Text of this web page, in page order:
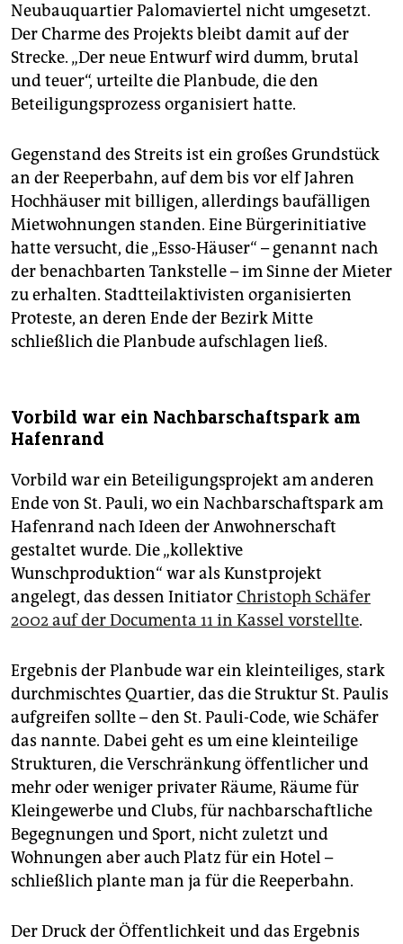
Neubauquartier Palomaviertel nicht umgesetzt.
Der Charme des Projekts bleibt damit auf der
Strecke. „Der neue Entwurf wird dumm, brutal
und teuer“, urteilte die Planbude, die den
Beteiligungsprozess organisiert hatte.
Gegenstand des Streits ist ein großes Grundstück
an der Reeperbahn, auf dem bis vor elf Jahren
Hochhäuser mit billigen, allerdings baufälligen
Mietwohnungen standen. Eine Bürgerinitiative
hatte versucht, die „Esso-Häuser“ – genannt nach
der benachbarten Tankstelle – im Sinne der Mieter
zu erhalten. Stadtteilaktivisten organisierten
Proteste, an deren Ende der Bezirk Mitte
schließlich die Planbude aufschlagen ließ.
Vorbild war ein Nachbarschaftspark am
Hafenrand
Vorbild war ein Beteiligungsprojekt am anderen
Ende von St. Pauli, wo ein Nachbarschaftspark am
Hafenrand nach Ideen der Anwohnerschaft
gestaltet wurde. Die „kollektive
Wunschproduktion“ war als Kunstprojekt
angelegt, das dessen InitiatorChristoph Schäfer
2002 auf der Documenta 11 in Kassel vorstellte.
Ergebnis der Planbude war ein kleinteiliges, stark
durchmischtes Quartier, das die Struktur St. Paulis
aufgreifen sollte – den St. Pauli-Code, wie Schäfer
das nannte. Dabei geht es um eine kleinteilige
Strukturen, die Verschränkung öffentlicher und
mehr oder weniger privater Räume, Räume für
Kleingewerbe und Clubs, für nachbarschaftliche
Begegnungen und Sport, nicht zuletzt und
Wohnungen aber auch Platz für ein Hotel –
schließlich plante man ja für die Reeperbahn.
Der Druck der Öffentlichkeit und das Ergebnis